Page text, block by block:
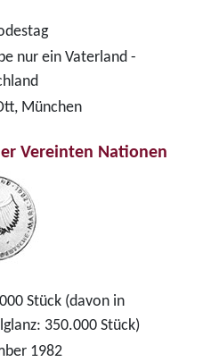
nur ein Vaterland -
München
Vereinten Nationen
Stück (davon in
350.000 Stück)
1982